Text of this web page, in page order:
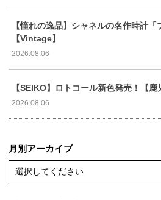
【憧れの逸品】シャネルの名作時計「
【Vintage】
2026.08.06
【SEIKO】ロトコール新色発売！【鹿
2026.08.06
月別アーカイブ
選択してください